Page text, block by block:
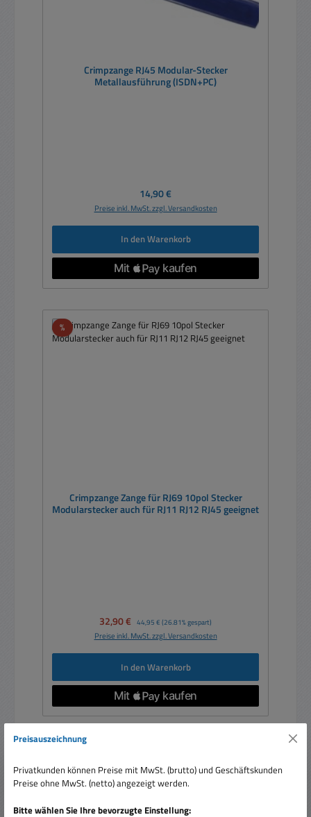
Crimpzange RJ45 Modular-Stecker
Metallausführung (ISDN+PC)
Regulärer Preis:
14,90 €
Preise inkl. MwSt. zzgl. Versandkosten
In den Warenkorb
%Rabatt
Crimpzange Zange für RJ69 10pol Stecker
Modularstecker auch für RJ11 RJ12 RJ45 geeignet
Verkaufspreis:
32,90 € Regulärer Preis:
44,95 € (26.81% gespart)
Preise inkl. MwSt. zzgl. Versandkosten
In den Warenkorb
%Rabatt
Preisauszeichnung
Privatkunden können Preise mit MwSt. (brutto) und Geschäftskunden
Preise ohne MwSt. (netto) angezeigt werden.
Bitte wählen Sie Ihre bevorzugte Einstellung: